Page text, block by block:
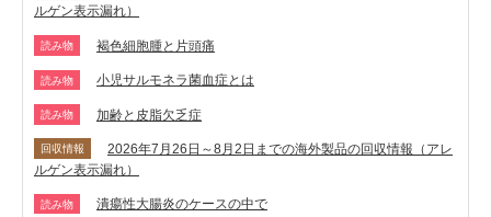
ルゲン表示漏れ）
読み物 褐色細胞腫と片頭痛
読み物 小児サルモネラ菌血症とは
読み物 加齢と皮脂欠乏症
回収情報
2026年7月26日～8月2日までの海外製品の回収情報（アレ
ルゲン表示漏れ）
読み物 潰瘍性大腸炎のケースの中で